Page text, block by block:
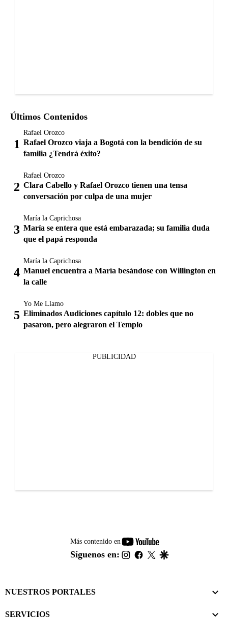
Últimos Contenidos
Rafael Orozco
Rafael Orozco viaja a Bogotá con la bendición de su
familia ¿Tendrá éxito?
Rafael Orozco
Clara Cabello y Rafael Orozco tienen una tensa
conversación por culpa de una mujer
María la Caprichosa
María se entera que está embarazada; su familia duda
que el papá responda
María la Caprichosa
Manuel encuentra a María besándose con Willington en
la calle
Yo Me Llamo
Eliminados Audiciones capítulo 12: dobles que no
pasaron, pero alegraron el Templo
PUBLICIDAD
Más contenido en
youtube-
footer
Síguenos en: instagram
facebook
twitter
NUESTROS PORTALES
SERVICIOS